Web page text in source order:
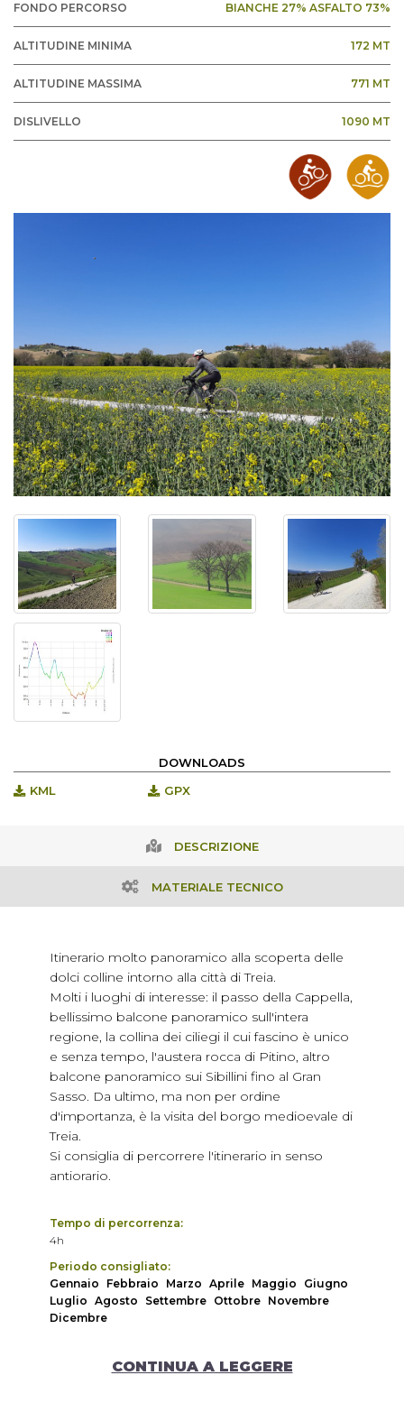
FONDO PERCORSO BIANCHE 27% ASFALTO 73%
ALTITUDINE MINIMA 172 MT
ALTITUDINE MASSIMA 771 MT
DISLIVELLO 1090 MT
DOWNLOADS
KML
GPX
DESCRIZIONE
MATERIALE TECNICO
Itinerario molto panoramico alla scoperta delle
dolci colline intorno alla città di Treia.
Molti i luoghi di interesse: il passo della Cappella,
bellissimo balcone panoramico sull'intera
regione, la collina dei ciliegi il cui fascino è unico
e senza tempo, l'austera rocca di Pitino, altro
balcone panoramico sui Sibillini fino al Gran
Sasso. Da ultimo, ma non per ordine
d'importanza, è la visita del borgo medioevale di
Treia.
Si consiglia di percorrere l'itinerario in senso
antiorario.
Tempo di percorrenza:
4h
Periodo consigliato:
Gennaio
Febbraio Marzo Aprile Maggio
Giugno
Luglio Agosto Settembre Ottobre Novembre
Dicembre
L'anello può essere percorso tutto l'anno; la primavera e
l'autunno sono le stagioni consigliate
CONTINUA A LEGGERE